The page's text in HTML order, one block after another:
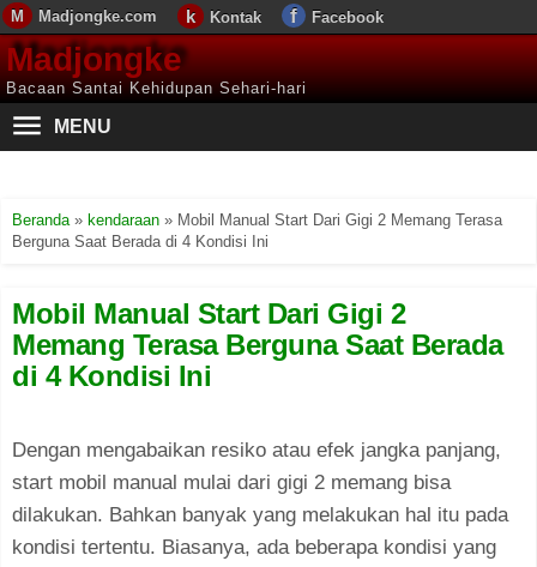
Madjongke.com Kontak Facebook
Madjongke
Bacaan Santai Kehidupan Sehari-hari
MENU
Beranda» kendaraan » Mobil Manual Start Dari Gigi 2 Memang Terasa
Berguna Saat Berada di 4 Kondisi Ini
Mobil Manual Start Dari Gigi 2
Memang Terasa Berguna Saat Berada
di 4 Kondisi Ini
Dengan mengabaikan resiko atau efek jangka panjang,
start mobil manual mulai dari gigi 2 memang bisa
dilakukan. Bahkan banyak yang melakukan hal itu pada
kondisi tertentu. Biasanya, ada beberapa kondisi yang